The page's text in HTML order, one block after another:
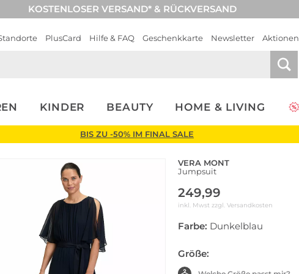
KOSTENLOSER VERSAND* & RÜCKVERSAND
PlusCard Hilfe & FAQ Geschenkkarte Newsletter Aktionen
KINDER BEAUTY HOME & LIVING
BIS ZU -50% IM FINAL SALE
VERA MONT
Jumpsuit
249,99
inkl. Mwst zzgl. Versandkosten
Farbe: Dunkelblau
Größe: